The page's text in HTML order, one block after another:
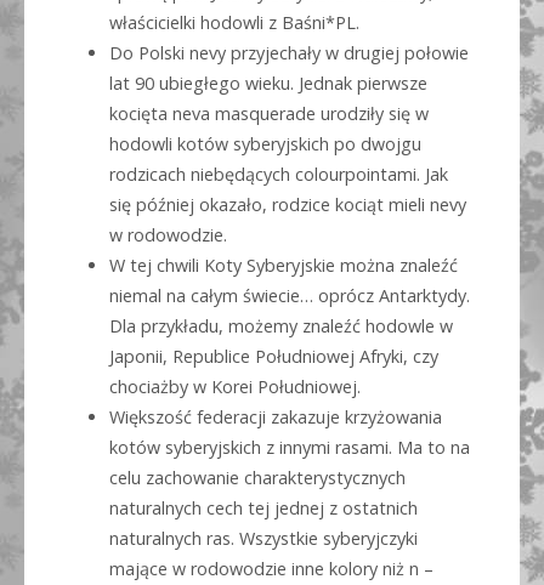
właścicielki hodowli z Baśni*PL.
Do Polski nevy przyjechały w drugiej połowie
lat 90 ubiegłego wieku. Jednak pierwsze
kocięta neva masquerade urodziły się w
hodowli kotów syberyjskich po dwojgu
rodzicach niebędących colourpointami. Jak
się później okazało, rodzice kociąt mieli nevy
w rodowodzie.
W tej chwili Koty Syberyjskie można znaleźć
niemal na całym świecie… oprócz Antarktydy.
Dla przykładu, możemy znaleźć hodowle w
Japonii, Republice Południowej Afryki, czy
chociażby w Korei Południowej.
Większość federacji zakazuje krzyżowania
kotów syberyjskich z innymi rasami. Ma to na
celu zachowanie charakterystycznych
naturalnych cech tej jednej z ostatnich
naturalnych ras. Wszystkie syberyjczyki
mające w rodowodzie inne kolory niż n –